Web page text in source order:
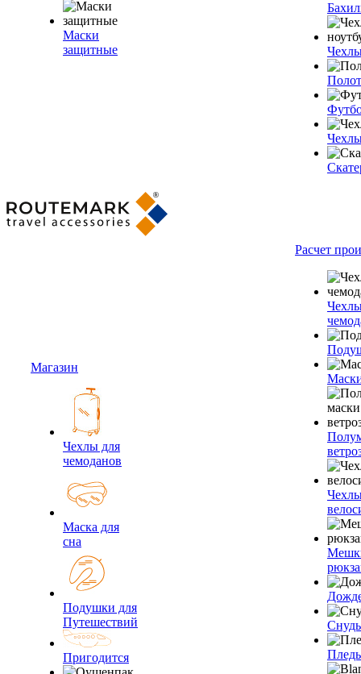
Маски
защитные
Магазин
Чехлы для
чемоданов
Маска для
сна
Подушки для
Путешествий
Пригодится
Расчет